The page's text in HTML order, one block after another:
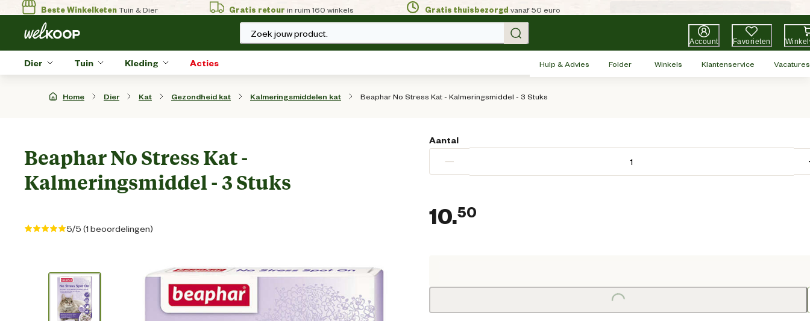
Beste WinkelketenTuin & Dier Gratis retour in ruim 160 winkels Gratis thuisbezorgd vanaf 50 euro
Zoek jouw product.
Account Favorieten
Dier Tuin Kleding Acties Hulp & Advies Folder Winkels Klantenservice Vacatures
Home Dier Kat Gezondheid kat Kalmeringsmiddelen kat Beaphar No Stress Kat - Kalmeringsmiddel - 3 Stuks
Beaphar No Stress Kat -
Kalmeringsmiddel - 3 Stuks
5/5 (1 beoordelingen)
Aantal
−
10.50